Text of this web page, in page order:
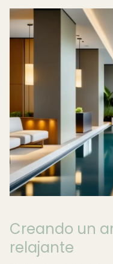
Creando un
relajante